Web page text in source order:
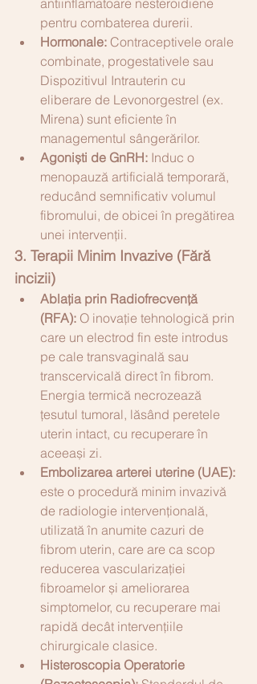
pentru combaterea durerii.
Hormonale: Contraceptivele orale
combinate, progestativele sau
Dispozitivul Intrauterin cu
eliberare de Levonorgestrel (ex.
Mirena) sunt eficiente în
managementul sângerărilor.
Agoniști de GnRH: Induc o
menopauză artificială temporară,
reducând semnificativ volumul
fibromului, de obicei în pregătirea
unei intervenții.
3. Terapii Minim Invazive (Fără
incizii)
Ablația prin Radiofrecvență
(RFA): O inovație tehnologică prin
care un electrod fin este introdus
pe cale transvaginală sau
transcervicală direct în fibrom.
Energia termică necrozează
țesutul tumoral, lăsând peretele
uterin intact, cu recuperare în
aceeași zi.
Embolizarea arterei uterine (UAE):
este o procedură minim invazivă
de radiologie intervențională,
utilizată în anumite cazuri de
fibrom uterin, care are ca scop
reducerea vascularizației
fibroamelor și ameliorarea
simptomelor, cu recuperare mai
rapidă decât intervențiile
chirurgicale clasice.
Histeroscopia Operatorie